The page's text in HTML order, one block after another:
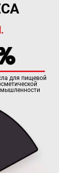
для пищевой